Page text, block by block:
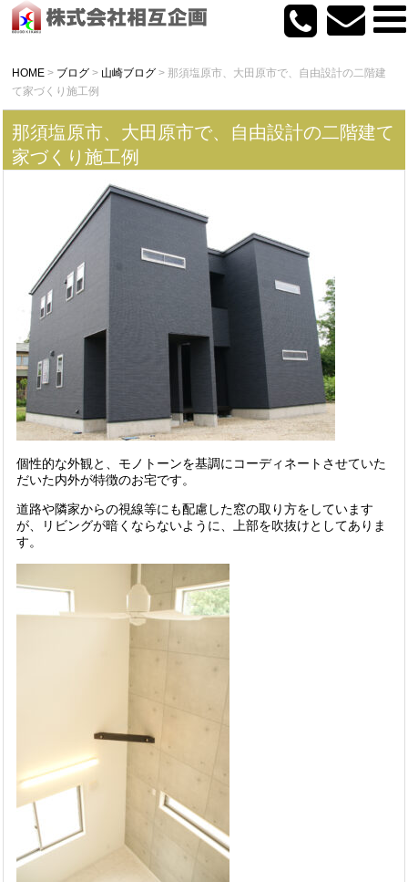
HOME > ブログ > 山崎ブログ > 那須塩原市、大田原市で、自由設計の二階建
て家づくり施工例
那須塩原市、大田原市で、自由設計の二階建て
家づくり施工例
個性的な外観と、モノトーンを基調にコーディネートさせていた
だいた内外が特徴のお宅です。
道路や隣家からの視線等にも配慮した窓の取り方をしています
が、リビングが暗くならないように、上部を吹抜けとしてありま
す。